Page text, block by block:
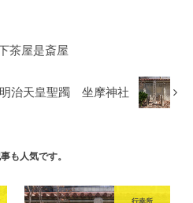
茶屋是斎屋
明治天皇聖躅 坐摩神社
も人気です。
行幸所